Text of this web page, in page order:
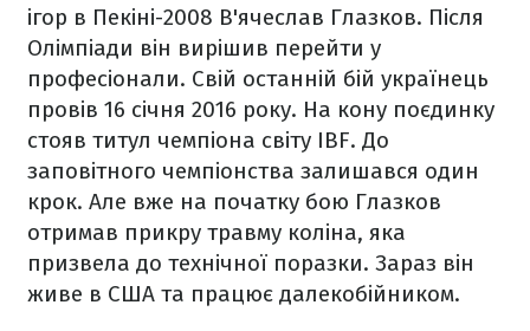
ігор в Пекіні-2008 В'ячеслав Глазков. Після
Олімпіади він вирішив перейти у
професіонали. Свій останній бій українець
провів 16 січня 2016 року. На кону поєдинку
стояв титул чемпіона світу IBF. До
заповітного чемпіонства залишався один
крок. Але вже на початку бою Глазков
отримав прикру травму коліна, яка
призвела до технічної поразки. Зараз він
живе в США та працює далекобійником.